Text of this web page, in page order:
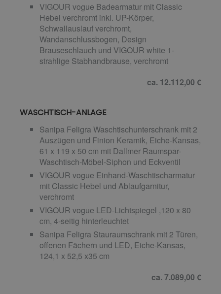
VIGOUR vogue Badearmatur mit Classic
Hebel verchromt inkl. UP-Körper,
Schwallauslauf verchromt,
Wandanschlussbogen, Design
Brauseschlauch und VIGOUR white 1-
strahlige Stabhandbrause, verchromt
ca. 12.112,00 €
WASCHTISCH-ANLAGE
Sanipa Feligra Waschtischunterschrank mit 2
Auszügen und Finion Keramik, Eiche-Kansas,
61 x 119 x 50 cm mit Dallmer Raumspar-
Waschtisch-Möbel-Siphon und Eckventil
VIGOUR vogue Einhand-Waschtischarmatur
mit Classic Hebel und Ablaufgarnitur,
verchromt
VIGOUR vogue LED-Lichtspiegel ,120 x 80
cm, 4-seitig hinterleuchtet
Sanipa Feligra Stauraumschrank mit 2 Türen,
offenen Fächern und LED, Eiche-Kansas,
124,1 x 52,5 x35 cm
ca. 7.089,00 €